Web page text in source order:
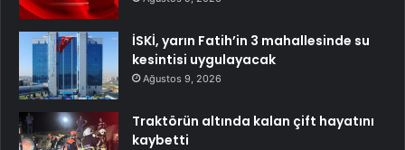
İSKİ, yarın Fatih’in 3 mahallesinde su
kesintisi uygulayacak
Ağustos 9, 2026
Traktörün altında kalan çift hayatını
kaybetti